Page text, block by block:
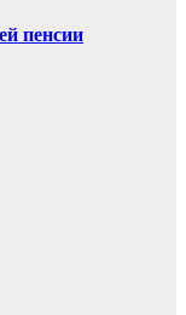
пенсии